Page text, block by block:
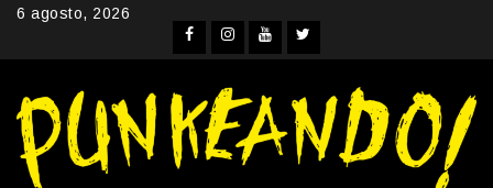
Skip6 agosto, 2026
Facebook
Instagram
YouTubeTwitter